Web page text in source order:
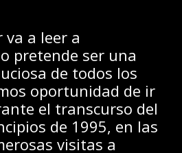
va a leer a
pretende ser una
de todos los
oportunidad de ir
el transcurso del
de 1995, en las
visitas a